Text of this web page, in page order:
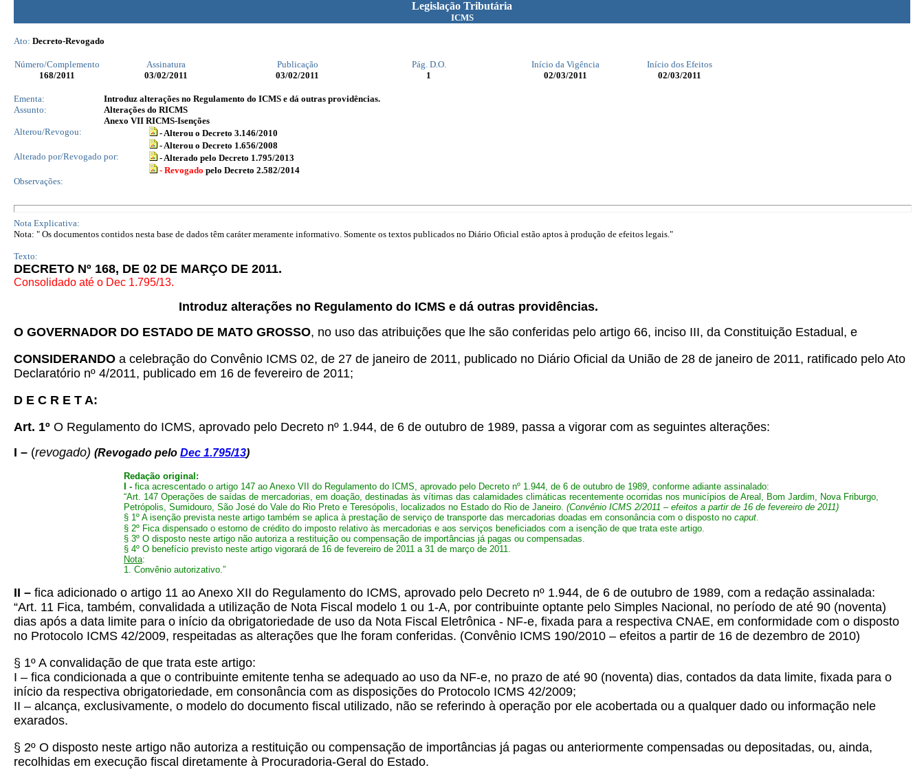
Legislação Tributária
ICMS
Ato: Decreto-Revogado
Número/Complemento Assinatura Publicação Pág. D.O. Início da Vigência
Início dos Efeitos
168/2011 03/02/2011 03/02/2011 1 02/03/2011 02/03/2011
Ementa:
Introduz alterações no Regulamento do ICMS e dá outras providências.
Assunto:
Alterações do RICMS
Anexo VII RICMS-Isenções
Alterou/Revogou:
- Alterou o Decreto 3.146/2010
- Alterou o Decreto 1.656/2008
Alterado por/Revogado por:
- Alterado pelo Decreto 1.795/2013
- Revogado pelo Decreto 2.582/2014
Observações:
Nota Explicativa:
Nota: " Os documentos contidos nesta base de dados têm caráter meramente informativo. Somente os textos publicados no Diário Oficial estão aptos à produção de efeitos legais."
Texto:
DECRETO Nº 168, DE 02 DE MARÇO DE 2011.
Consolidado até o Dec 1.795/13.
Introduz alterações no Regulamento do ICMS e dá outras providências.
O GOVERNADOR DO ESTADO DE MATO GROSSO, no uso das atribuições que lhe são conferidas pelo artigo 66, inciso III, da Constituição Estadual, e
CONSIDERANDO a celebração do Convênio ICMS 02, de 27 de janeiro de 2011, publicado no Diário Oficial da União de 28 de janeiro de 2011, ratificado pelo Ato
Declaratório nº 4/2011, publicado em 16 de fevereiro de 2011;
D E C R E T A:
Art. 1º O Regulamento do ICMS, aprovado pelo Decreto nº 1.944, de 6 de outubro de 1989, passa a vigorar com as seguintes alterações:
I – (revogado) (Revogado pelo Dec 1.795/13)
Redação original:
I - fica acrescentado o artigo 147 ao Anexo VII do Regulamento do ICMS, aprovado pelo Decreto nº 1.944, de 6 de outubro de 1989, conforme adiante assinalado:
“Art. 147 Operações de saídas de mercadorias, em doação, destinadas às vítimas das calamidades climáticas recentemente ocorridas nos municípios de Areal, Bom Jardim, Nova Friburgo,
Petrópolis, Sumidouro, São José do Vale do Rio Preto e Teresópolis, localizados no Estado do Rio de Janeiro. (Convênio ICMS 2/2011 – efeitos a partir de 16 de fevereiro de 2011)
§ 1º A isenção prevista neste artigo também se aplica à prestação de serviço de transporte das mercadorias doadas em consonância com o disposto no caput.
§ 2º Fica dispensado o estorno de crédito do imposto relativo às mercadorias e aos serviços beneficiados com a isenção de que trata este artigo.
§ 3º O disposto neste artigo não autoriza a restituição ou compensação de importâncias já pagas ou compensadas.
§ 4º O benefício previsto neste artigo vigorará de 16 de fevereiro de 2011 a 31 de março de 2011.
Nota:
1. Convênio autorizativo.”
II – fica adicionado o artigo 11 ao Anexo XII do Regulamento do ICMS, aprovado pelo Decreto nº 1.944, de 6 de outubro de 1989, com a redação assinalada:
“Art. 11 Fica, também, convalidada a utilização de Nota Fiscal modelo 1 ou 1-A, por contribuinte optante pelo Simples Nacional, no período de até 90 (noventa)
dias após a data limite para o início da obrigatoriedade de uso da Nota Fiscal Eletrônica - NF-e, fixada para a respectiva CNAE, em conformidade com o disposto
no Protocolo ICMS 42/2009, respeitadas as alterações que lhe foram conferidas. (Convênio ICMS 190/2010 – efeitos a partir de 16 de dezembro de 2010)
§ 1º A convalidação de que trata este artigo:
I – fica condicionada a que o contribuinte emitente tenha se adequado ao uso da NF-e, no prazo de até 90 (noventa) dias, contados da data limite, fixada para o
início da respectiva obrigatoriedade, em consonância com as disposições do Protocolo ICMS 42/2009;
II – alcança, exclusivamente, o modelo do documento fiscal utilizado, não se referindo à operação por ele acobertada ou a qualquer dado ou informação nele
exarados.
§ 2º O disposto neste artigo não autoriza a restituição ou compensação de importâncias já pagas ou anteriormente compensadas ou depositadas, ou, ainda,
recolhidas em execução fiscal diretamente à Procuradoria-Geral do Estado.